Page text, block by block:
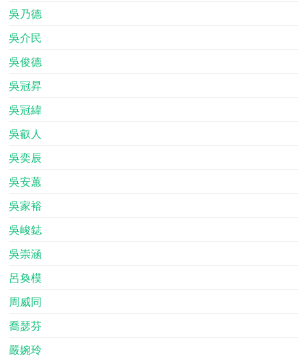
吳乃德
吳介民
吳俊德
吳冠昇
吳冠緯
吳叡人
吳奕辰
吳安蕙
吳家裕
吳峻鋕
吳崇涵
呂奐模
周威同
喬瑟芬
嚴婉玲